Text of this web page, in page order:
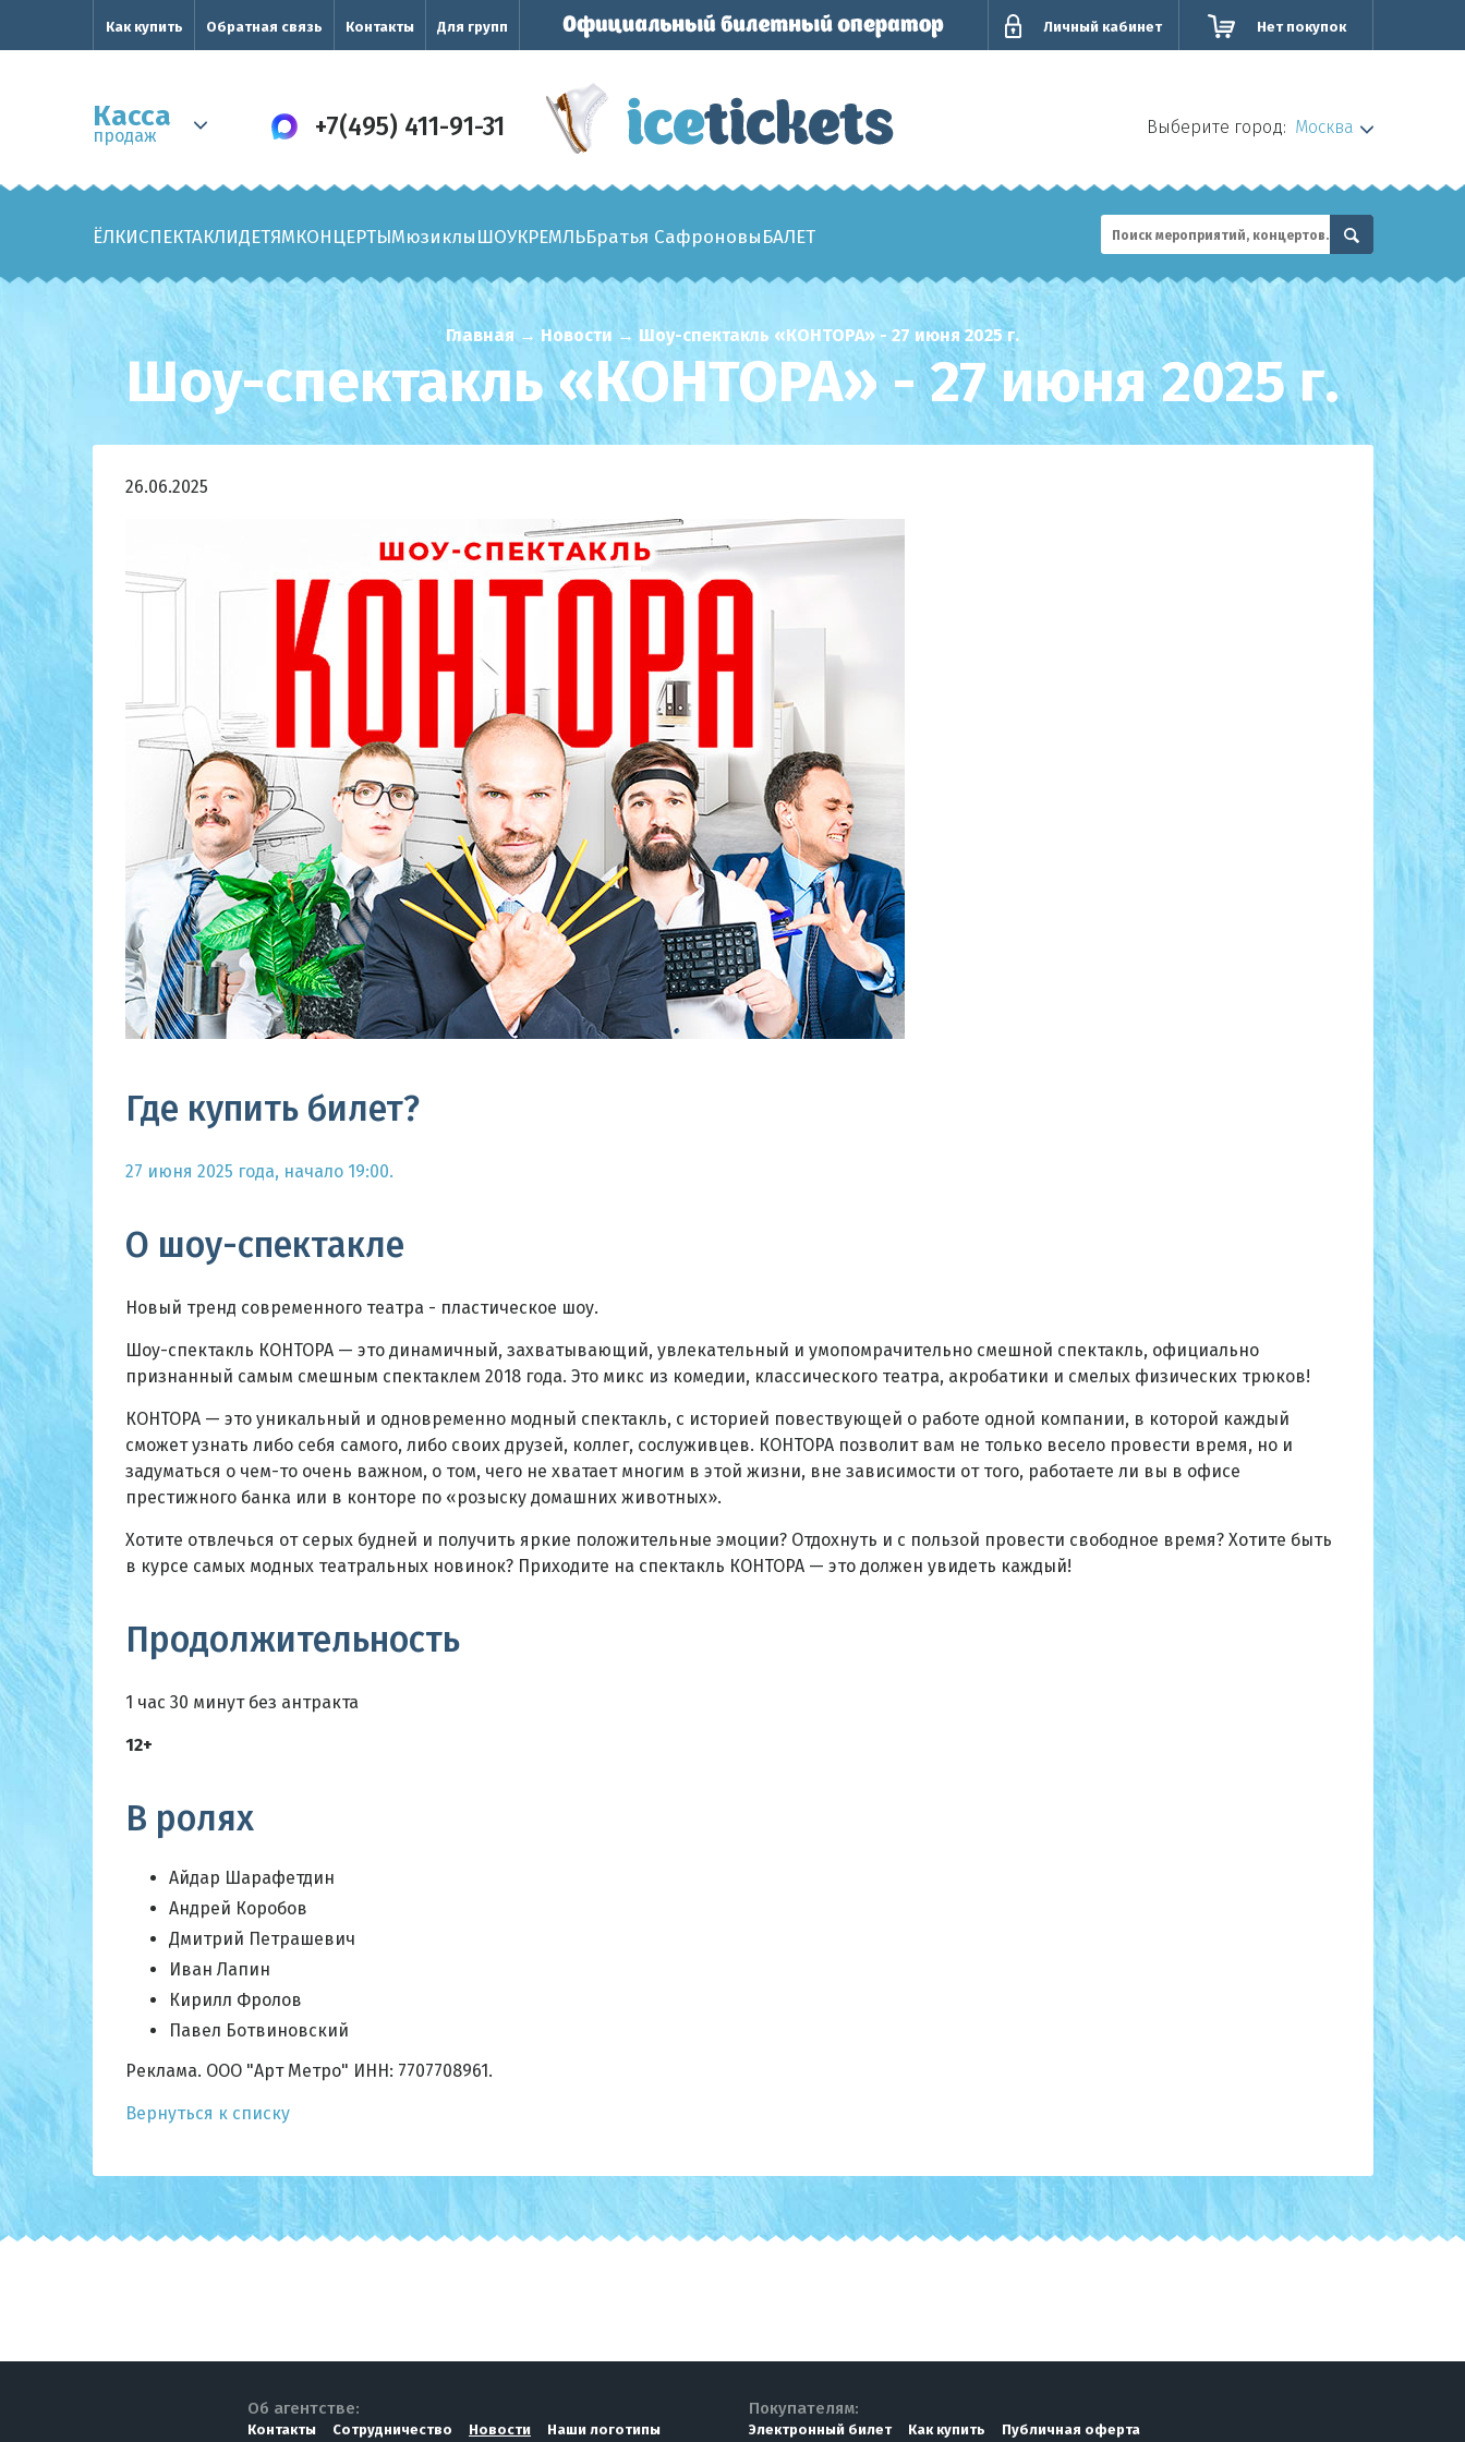
Как купить Обратная связь Контакты Для групп Личный кабинет Нет покупок
Касса
продаж +7(495) 411-91-31 Выберите город: Москва
ЁЛКИСПЕКТАКЛИДЕТЯМКОНЦЕРТЫМюзиклыШОУКРЕМЛЬБратья СафроновыБАЛЕТ
Главная → Новости → Шоу-спектакль «КОНТОРА» - 27 июня 2025 г.
Шоу-спектакль «КОНТОРА» - 27 июня 2025 г.
26.06.2025
Где купить билет?
27 июня 2025 года, начало 19:00.
О шоу-спектакле
Новый тренд современного театра - пластическое шоу.
Шоу-спектакль КОНТОРА — это динамичный, захватывающий, увлекательный и умопомрачительно смешной спектакль, официально
признанный самым смешным спектаклем 2018 года. Это микс из комедии, классического театра, акробатики и смелых физических трюков!
КОНТОРА — это уникальный и одновременно модный спектакль, с историей повествующей о работе одной компании, в которой каждый
сможет узнать либо себя самого, либо своих друзей, коллег, сослуживцев. КОНТОРА позволит вам не только весело провести время, но и
задуматься о чем-то очень важном, о том, чего не хватает многим в этой жизни, вне зависимости от того, работаете ли вы в офисе
престижного банка или в конторе по «розыску домашних животных».
Хотите отвлечься от серых будней и получить яркие положительные эмоции? Отдохнуть и с пользой провести свободное время? Хотите быть
в курсе самых модных театральных новинок? Приходите на спектакль КОНТОРА — это должен увидеть каждый!
Продолжительность
1 час 30 минут без антракта
12+
В ролях
Айдар Шарафетдин
Андрей Коробов
Дмитрий Петрашевич
Иван Лапин
Кирилл Фролов
Павел Ботвиновский
Реклама. ООО "Арт Метро" ИНН: 7707708961.
Вернуться к списку
Об агентстве:
Контакты Сотрудничество Новости Наши логотипы
Покупателям:
Электронный билет Как купить Публичная оферта